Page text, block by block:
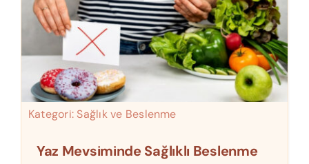
Kategori: Sağlık ve Beslenme
Yaz Mevsiminde Sağlıklı Beslenme